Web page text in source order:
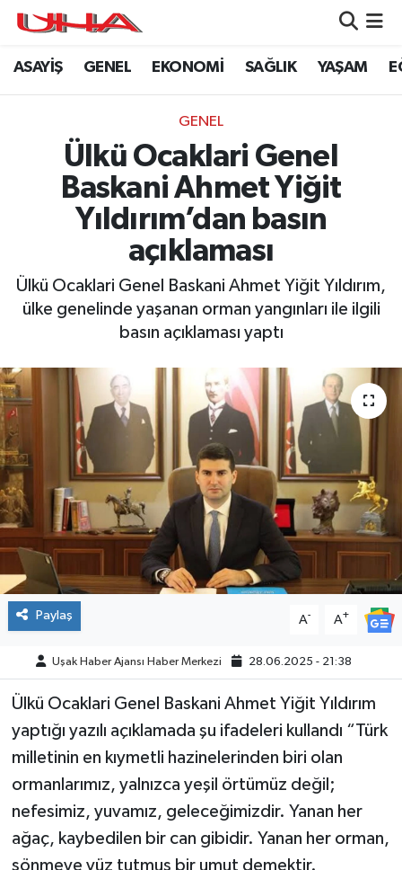
ASAYİŞ GENEL EKONOMİ SAĞLIK YAŞAM
GENEL
Ülkü Ocaklari Genel
Baskani Ahmet Yiğit
Yıldırım’dan basın
açıklaması
Ülkü Ocaklari Genel Baskani Ahmet Yiğit Yıldırım,
ülke genelinde yaşanan orman yangınları ile ilgili
basın açıklaması yaptı
Paylaş A- A+
Uşak Haber Ajansı Haber Merkezi 28.06.2025 - 21:38
Ülkü Ocaklari Genel Baskani Ahmet Yiğit Yıldırım
yaptığı yazılı açıklamada şu ifadeleri kullandı “Türk
milletinin en kıymetli hazinelerinden biri olan
ormanlarımız, yalnızca yeşil örtümüz değil;
nefesimiz, yuvamız, geleceğimizdir. Yanan her
ağaç, kaybedilen bir can gibidir. Yanan her orman,
sönmeye yüz tutmuş bir umut demektir.
ASAYİŞ
GENEL
YAŞAM
EKONOMİ
EĞİTİM
ÇEVRE
DÜNYA
HABERDE İNSAN
BİLİM VE TEKNOLOJİ
KAMPANYALAR
KÜLTÜR-SANAT
Magazin
ÖZEL HABER
POLİTİKA
SİYASET
Nöbetçi Eczaneler
Namaz Vakitleri
Trafik Durumu
Puan Durumu ve Fikstür
Son Dakika Haberleri
Haber Arşivi